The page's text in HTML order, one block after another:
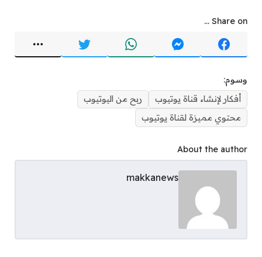
Share on ...
وسوم:
أفكار لإنشاء قناة يوتيوب
ربح من اليوتيوب
محتوي مميزة لقناة يوتيوب
About the author
makkanews